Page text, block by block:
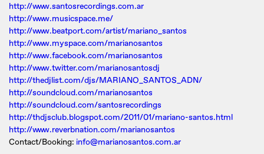
http://www.santosrecordings.com.ar
http://www.musicspace.me/
http://www.beatport.com/artist/mariano_santos
http://www.myspace.com/marianosantos
http://www.facebook.com/marianosantos
http://www.twitter.com/marianosantosdj
http://thedjlist.com/djs/MARIANO_SANTOS_ADN/
http://soundcloud.com/marianosantos
http://soundcloud.com/santosrecordings
http://thdjsclub.blogspot.com/2011/01/mariano-santos.html
http://www.reverbnation.com/marianosantos
Contact/Booking: info@marianosantos.com.ar